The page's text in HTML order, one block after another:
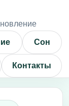
Сон
Контакты